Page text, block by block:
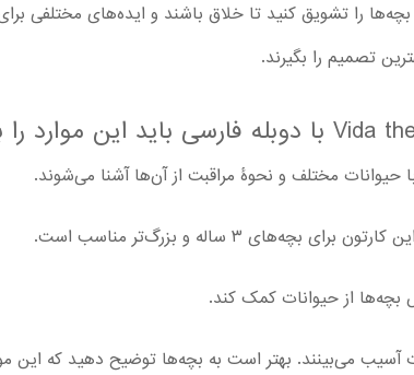
را تشویق کنید تا خلاق باشند و ایده‌های مختلفی
تصمیم را بگیرند.
حیوانات مختلف و نحوۀ مراقبت از آن‌ها آشنا می‌شوند.
۳ ساله و بزرگ‌تر مناسب است.
از حیوانات کمک کند.
آسیب می‌بینند. بهتر است به بچه‌ها توضیح دهید که این